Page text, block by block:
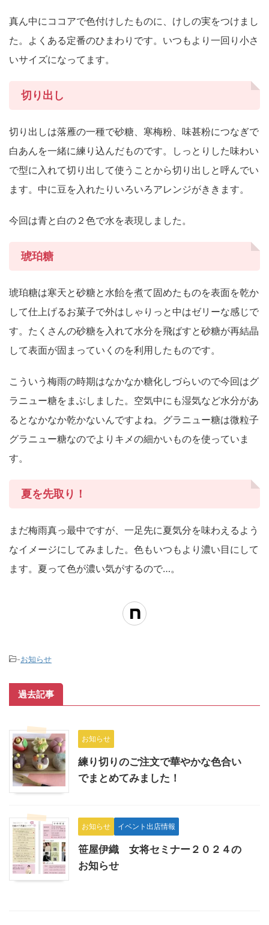
真ん中にココアで色付けしたものに、けしの実をつけまし
た。よくある定番のひまわりです。いつもより一回り小さ
いサイズになってます。
切り出し
切り出しは落雁の一種で砂糖、寒梅粉、味甚粉につなぎで
白あんを一緒に練り込んだものです。しっとりした味わい
で型に入れて切り出して使うことから切り出しと呼んでい
ます。中に豆を入れたりいろいろアレンジがききます。
今回は青と白の２色で水を表現しました。
琥珀糖
琥珀糖は寒天と砂糖と水飴を煮て固めたものを表面を乾か
して仕上げるお菓子で外はしゃりっと中はゼリーな感じで
す。たくさんの砂糖を入れて水分を飛ばすと砂糖が再結晶
して表面が固まっていくのを利用したものです。
こういう梅雨の時期はなかなか糖化しづらいので今回はグ
ラニュー糖をまぶしました。空気中にも湿気など水分があ
るとなかなか乾かないんですよね。グラニュー糖は微粒子
グラニュー糖なのでよりキメの細かいものを使っていま
す。
夏を先取り！
まだ梅雨真っ最中ですが、一足先に夏気分を味わえるよう
なイメージにしてみました。色もいつもより濃い目にして
ます。夏って色が濃い気がするので…。
-お知らせ
過去記事
お知らせ
練り切りのご注文で華やかな色合い
でまとめてみました！
お知らせ イベント出店情報
笹屋伊織 女将セミナー２０２４の
お知らせ